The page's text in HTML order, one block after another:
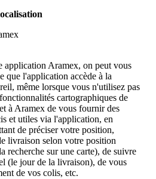
application Aramex, on peut vous
que l'application accède à la
même lorsque vous n'utilisez pas
cartographiques de
à Aramex de vous fournir des
et utiles via l'application, en
de préciser votre position,
livraison selon votre position
recherche sur une carte), de suivre
(le jour de la livraison), de vous
de vos colis, etc.